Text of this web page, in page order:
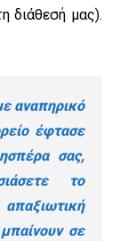
διάθεσή μας).
αναπηρικό
έφτασε
σας,
το
σε